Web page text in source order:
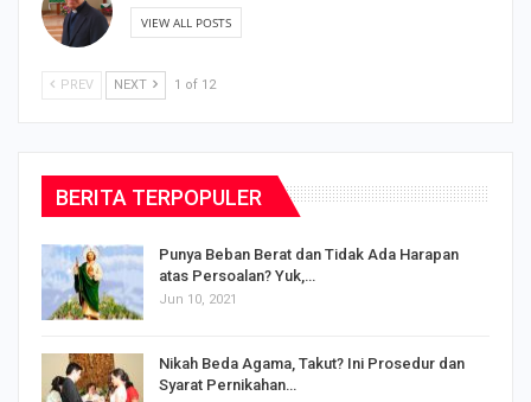
VIEW ALL POSTS
PREV NEXT 1 of 12
BERITA TERPOPULER
Punya Beban Berat dan Tidak Ada Harapan
atas Persoalan? Yuk,…
Jun 10, 2021
Nikah Beda Agama, Takut? Ini Prosedur dan
Syarat Pernikahan…